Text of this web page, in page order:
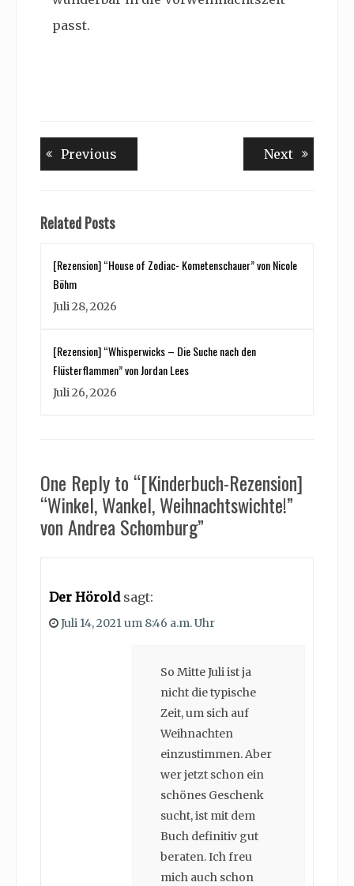
passt.
Beitragsnavigation
Previous NextNext
Related Posts
[Rezension] “House of Zodiac- Kometenschauer” von Nicole
Böhm
Juli 28, 2026
[Rezension] “Whisperwicks – Die Suche nach den
Flüsterflammen” von Jordan Lees
Juli 26, 2026
One Reply to “[Kinderbuch-Rezension]
“Winkel, Wankel, Weihnachtswichte!”
von Andrea Schomburg”
Der Hörold sagt:
Juli 14, 2021 um 8:46 a.m. Uhr
So Mitte Juli ist ja
nicht die typische
Zeit, um sich auf
Weihnachten
einzustimmen. Aber
wer jetzt schon ein
schönes Geschenk
sucht, ist mit dem
Buch definitiv gut
beraten. Ich freu
mich auch schon